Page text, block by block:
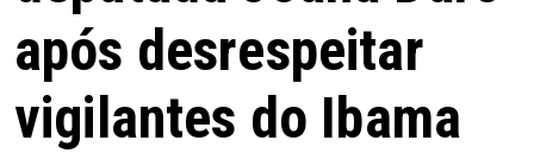
após desrespeitar
vigilantes do Ibama